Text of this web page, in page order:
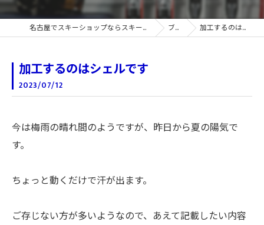
名古屋でスキーショップならスキーヤーズピットエリア1 ブログ 加工するのはシェルです
加工するのはシェルです
2023/07/12
今は梅雨の晴れ間のようですが、昨日から夏の陽気で
す。
ちょっと動くだけで汗が出ます。
ご存じない方が多いようなので、あえて記載したい内容